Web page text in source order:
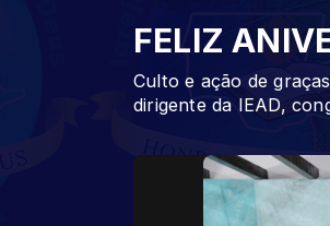
FELIZ
Culto e ação de
dirigente da IEAD,